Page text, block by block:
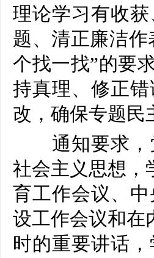
理论学习有收
题、清正廉洁
个找一找”的要
持真理、修正
改，确保专题民
通知要求，
社会主义思想
育工作会议 、
设工作会议和在
时的重要讲话